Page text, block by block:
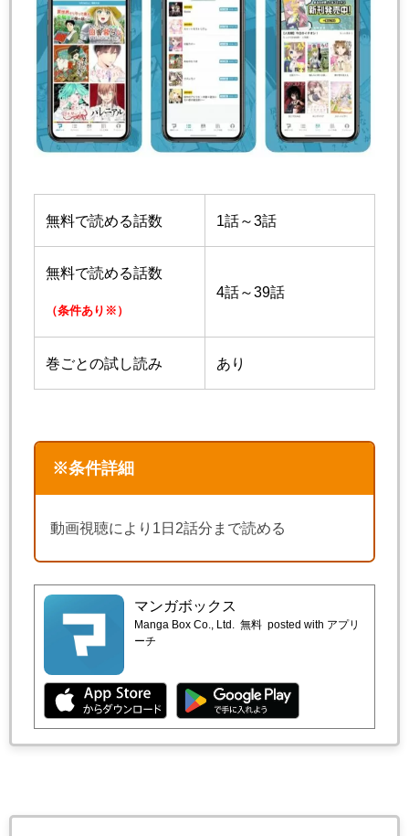
無料で読める話数 1話～3話
無料で読める話数
（条件あり※）
4話～39話
巻ごとの試し読み あり
※条件詳細
動画視聴により1日2話分まで読める
マンガボックス
Manga Box Co., Ltd. 無料 posted with アプリ
ーチ